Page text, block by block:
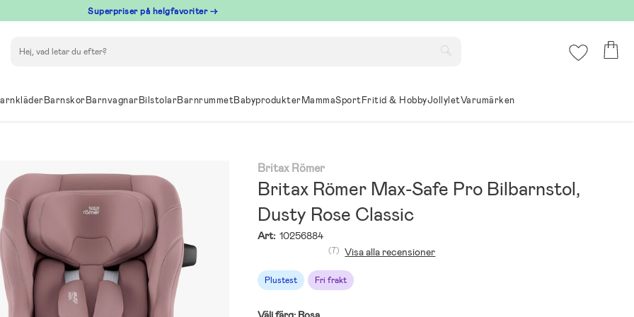
Superpriser på helgfavoriter →
BarnskorBarnvagnarBilstolarBarnrummetBabyprodukterMammaSportFritid & HobbyJollyletVarumärken
Britax Römer
Britax Römer Max-Safe Pro Bilbarnstol,
Dusty Rose Classic
Art: 10256884
Plustest Fri frakt
(7) Visa alla recensioner